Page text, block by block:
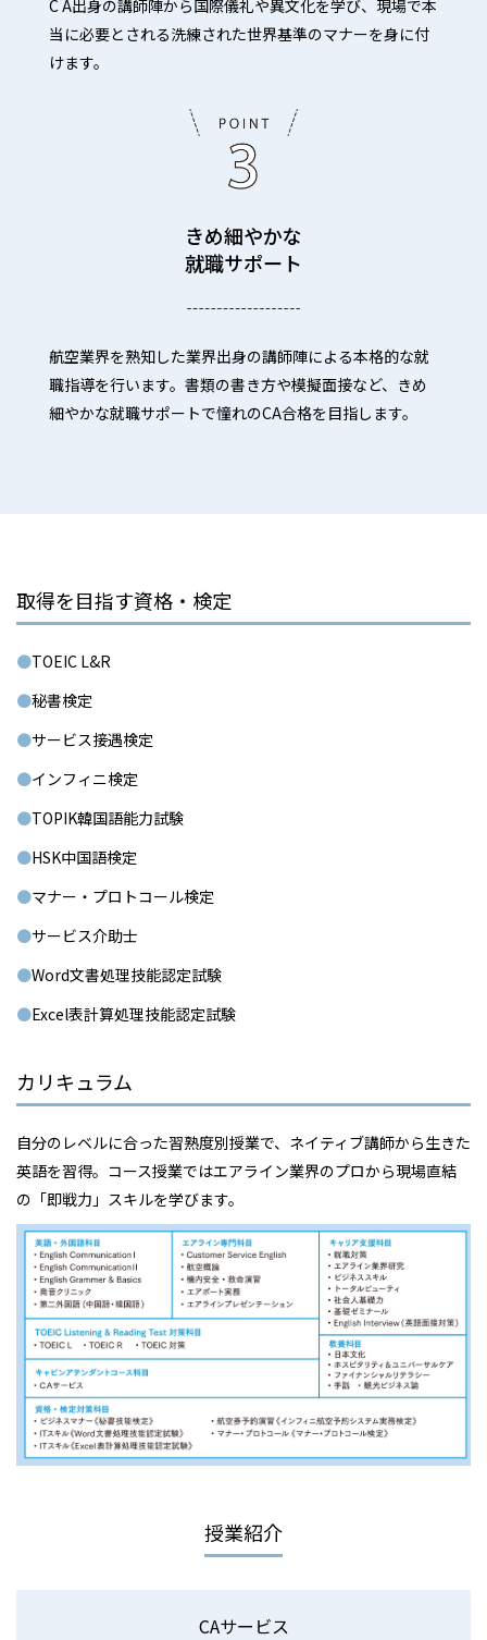
C A出身の講師陣から国際儀礼や異文化を学び、現場で本
当に必要とされる洗練された世界基準のマナーを身に付
けます。
きめ細やかな
就職サポート
航空業界を熟知した業界出身の講師陣による本格的な就
職指導を行います。書類の書き方や模擬面接など、きめ
細やかな就職サポートで憧れのCA合格を目指します。
取得を目指す資格・検定
TOEIC L&R
秘書検定
サービス接遇検定
インフィニ検定
TOPIK韓国語能力試験
HSK中国語検定
マナー・プロトコール検定
サービス介助士
Word文書処理技能認定試験
Excel表計算処理技能認定試験
カリキュラム
自分のレベルに合った習熟度別授業で、ネイティブ講師から生きた
英語を習得。コース授業ではエアライン業界のプロから現場直結
の「即戦力」スキルを学びます。
授業紹介
CAサービス